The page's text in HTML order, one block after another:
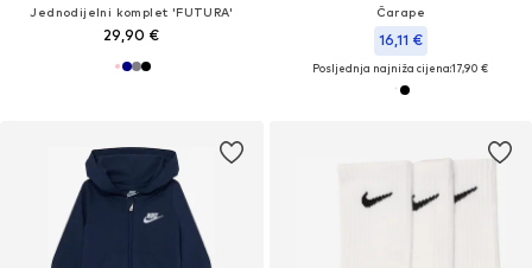
Jednodijelni komplet 'FUTURA'
29,90 €
Čarape
16,11 €
Posljednja najniža cijena:17,90 €